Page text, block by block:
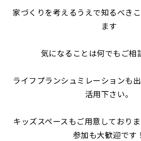
家づくりを考えるうえで知るべき
ます
気になることは何でもご相
ライフプランシュミレーションも
活用下さい。
キッズスペースもご用意しており
参加も大歓迎です！